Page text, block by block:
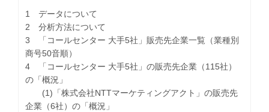
1 データについて
2 分析方法について
3 「コールセンター 大手5社」販売先企業一覧（業種別
商号50音順）
4 「コールセンター 大手5社」の販売先企業（115社）
の「概況」
(1)「株式会社NTTマーケティングアクト」の販売先
企業（6社）の「概況」